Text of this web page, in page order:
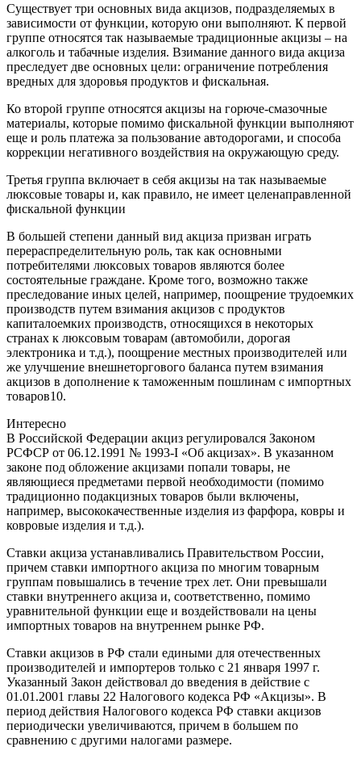
Существует три основных вида акцизов, подразделяемых в
зависимости от функции, которую они выполняют. К первой
группе относятся так называемые традиционные акцизы – на
алкоголь и табачные изделия. Взимание данного вида акциза
преследует две основных цели: ограничение потребления
вредных для здоровья продуктов и фискальная.
Ко второй группе относятся акцизы на горюче-смазочные
материалы, которые помимо фискальной функции выполняют
еще и роль платежа за пользование автодорогами, и способа
коррекции негативного воздействия на окружающую среду.
Третья группа включает в себя акцизы на так называемые
люксовые товары и, как правило, не имеет целенаправленной
фискальной функции
В большей степени данный вид акциза призван играть
перераспределительную роль, так как основными
потребителями люксовых товаров являются более
состоятельные граждане. Кроме того, возможно также
преследование иных целей, например, поощрение трудоемких
производств путем взимания акцизов с продуктов
капиталоемких производств, относящихся в некоторых
странах к люксовым товарам (автомобили, дорогая
электроника и т.д.), поощрение местных производителей или
же улучшение внешнеторгового баланса путем взимания
акцизов в дополнение к таможенным пошлинам с импортных
товаров10.
Интересно
В Российской Федерации акциз регулировался Законом
РСФСР от 06.12.1991 № 1993-I «Об акцизах». В указанном
законе под обложение акцизами попали товары, не
являющиеся предметами первой необходимости (помимо
традиционно подакцизных товаров были включены,
например, высококачественные изделия из фарфора, ковры и
ковровые изделия и т.д.).
Ставки акциза устанавливались Правительством России,
причем ставки импортного акциза по многим товарным
группам повышались в течение трех лет. Они превышали
ставки внутреннего акциза и, соответственно, помимо
уравнительной функции еще и воздействовали на цены
импортных товаров на внутреннем рынке РФ.
Ставки акцизов в РФ стали едиными для отечественных
производителей и импортеров только с 21 января 1997 г.
Указанный Закон действовал до введения в действие с
01.01.2001 главы 22 Налогового кодекса РФ «Акцизы». В
период действия Налогового кодекса РФ ставки акцизов
периодически увеличиваются, причем в большем по
сравнению с другими налогами размере.